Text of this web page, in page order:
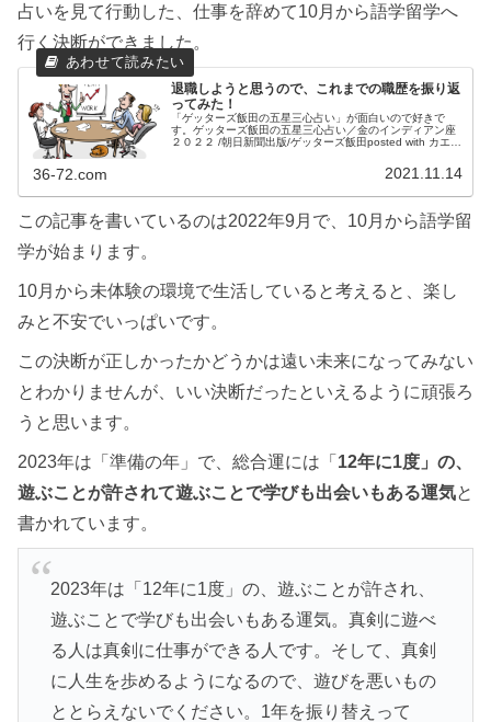
占いを見て行動した、仕事を辞めて10月から語学留学へ
行く決断ができました。
退職しようと思うので、これまでの職歴を振り返
ってみた！
「ゲッターズ飯田の五星三心占い」が面白いので好きで
す。ゲッターズ飯田の五星三心占い／金のインディアン座
２０２２ /朝日新聞出版/ゲッターズ飯田posted with カエレ
36-72.com 2021.11.14
この記事を書いているのは2022年9月で、10月から語学留
学が始まります。
10月から未体験の環境で生活していると考えると、楽し
みと不安でいっぱいです。
この決断が正しかったかどうかは遠い未来になってみない
とわかりませんが、いい決断だったといえるように頑張ろ
うと思います。
2023年は「準備の年」で、総合運には「 12年に1度」の、
遊ぶことが許されて遊ぶことで学びも出会いもある運気と
書かれています。
2023年は「12年に1度」の、遊ぶことが許され、
遊ぶことで学びも出会いもある運気。真剣に遊べ
る人は真剣に仕事ができる人です。そして、真剣
に人生を歩めるようになるので、遊びを悪いもの
ととらえないでください。1年を振り替えって